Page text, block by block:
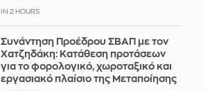
IN 2 HOURS
Συνάντηση Προέδρου ΣΒΑΠ με τον
Χατζηδάκη: Κατάθεση προτάσεων
για το φορολογικό, χωροταξικό και
εργασιακό πλαίσιο της Μεταποίησης